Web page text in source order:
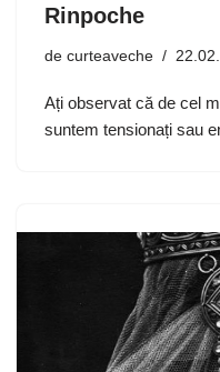
Rinpoche
de curteaveche
Ați observat că de cel
suntem tensionați sau